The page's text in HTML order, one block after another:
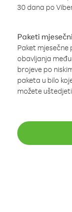
30 dana po
Paketi
Paket
obavljanja
brojeve po
paketa u bilo
možete